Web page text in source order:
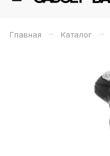
Главная – Каталог –